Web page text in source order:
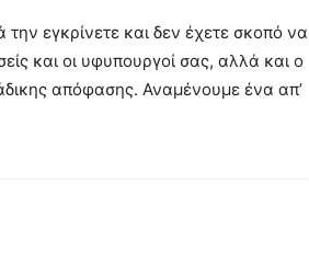
εγκρίνετε και δεν έχετε σκοπό να
και οι υφυπουργοί σας, αλλά και ο
απόφασης. Αναμένουμε ένα απ’